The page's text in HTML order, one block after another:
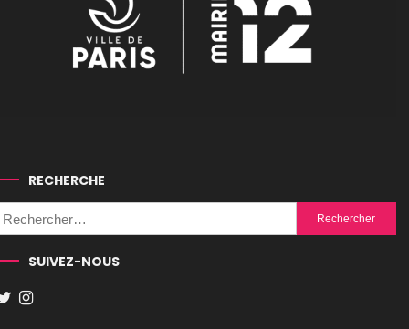
RECHERCHE
Rechercher :
SUIVEZ-NOUS